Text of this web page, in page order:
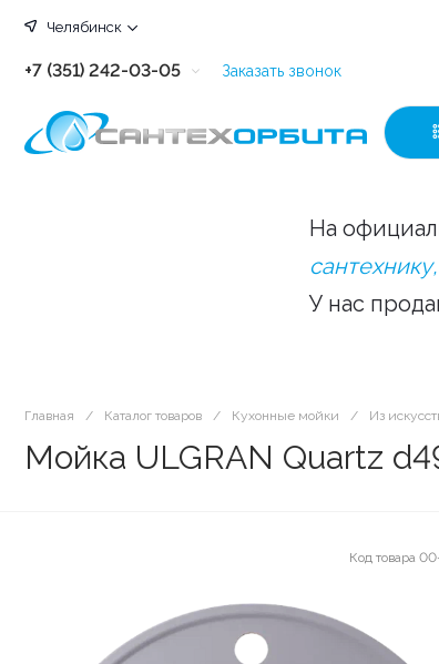
Челябинск
+7 (351) 242-03-05
+7 (351) 242-03-63
Заказать звонок
На
У нас
Главная / Каталог товаров / Кухонные мойки / Из
Мойка ULGRAN Quartz
Код товара